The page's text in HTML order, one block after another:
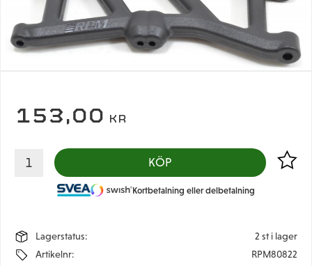
153,00 KR
KÖP Lägg
Kortbetalning eller delbetalning
Lagerstatus
2 st i lager
Artikelnr
RPM80822